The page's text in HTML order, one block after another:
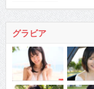
グラビア